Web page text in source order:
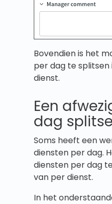
Bovendien is het
per dag te
dienst.
Een
dag
Soms heeft een
diensten per dag.
diensten per dag
van per dienst.
In het